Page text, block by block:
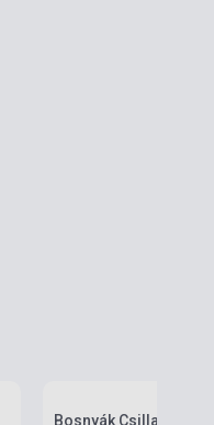
Bosnyák Csilla: